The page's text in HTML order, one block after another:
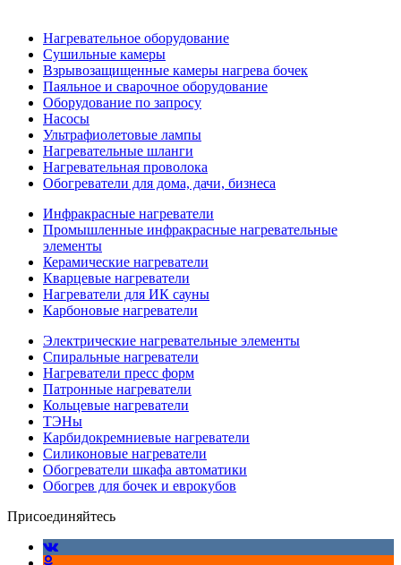
Нагревательное оборудование
Сушильные камеры
Взрывозащищенные камеры нагрева бочек
Паяльное и сварочное оборудование
Оборудование по запросу
Насосы
Ультрафиолетовые лампы
Нагревательные шланги
Нагревательная проволока
Обогреватели для дома, дачи, бизнеса
Инфракрасные нагреватели
Промышленные инфракрасные нагревательные
элементы
Керамические нагреватели
Кварцевые нагреватели
Нагреватели для ИК сауны
Карбоновые нагреватели
Электрические нагревательные элементы
Спиральные нагреватели
Нагреватели пресс форм
Патронные нагреватели
Кольцевые нагреватели
ТЭНы
Карбидокремниевые нагреватели
Силиконовые нагреватели
Обогреватели шкафа автоматики
Обогрев для бочек и еврокубов
Присоединяйтесь